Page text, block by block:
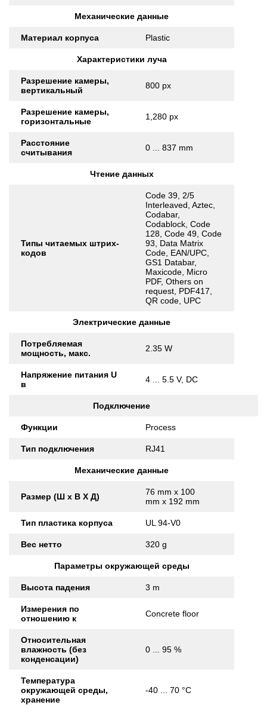
Механические данные
Материал корпуса Plastic
Характеристики луча
Разрешение камеры,
вертикальный
800 px
Разрешение камеры,
горизонтальные
1,280 px
Расстояние
считывания
0 ... 837 mm
Чтение данных
Типы читаемых штрих-
кодов
Code 39, 2/5
Interleaved, Aztec,
Codabar,
Codablock, Code
128, Code 49, Code
93, Data Matrix
Code, EAN/UPC,
GS1 Databar,
Maxicode, Micro
PDF, Others on
request, PDF417,
QR code, UPC
Электрические данные
Потребляемая
мощность, макс.
2.35 W
Напряжение питания U
в
4 ... 5.5 V, DC
Подключение
Функции Process
Тип подключения RJ41
Механические данные
Размер (Ш x В X Д)
76 mm x 100
mm x 192 mm
Тип пластика корпуса UL 94-V0
Вес нетто 320 g
Параметры окружающей среды
Высота падения 3 m
Измерения по
отношению к
Concrete floor
Относительная
влажность (без
конденсации)
0 ... 95 %
Температура
окружающей среды,
хранение
-40 ... 70 °C